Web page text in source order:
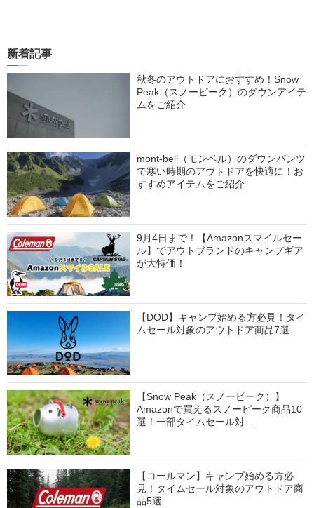
新着記事
秋冬のアウトドアにおすすめ！Snow
Peak（スノーピーク）のダウンアイテ
ムをご紹介
mont-bell（モンベル）のダウンパンツ
で寒い時期のアウトドアを快適に！お
すすめアイテムをご紹介
9月4日まで！【Amazonスマイルセー
ル】でアウトブランドのキャンプギア
が大特価！
【DOD】キャンプ始める方必見！タイ
ムセール対象のアウトドア商品7選
【Snow Peak（スノーピーク）】
Amazonで買えるスノーピーク商品10
選！一部タイムセール対…
【コールマン】キャンプ始める方必
見！タイムセール対象のアウトドア商
品5選